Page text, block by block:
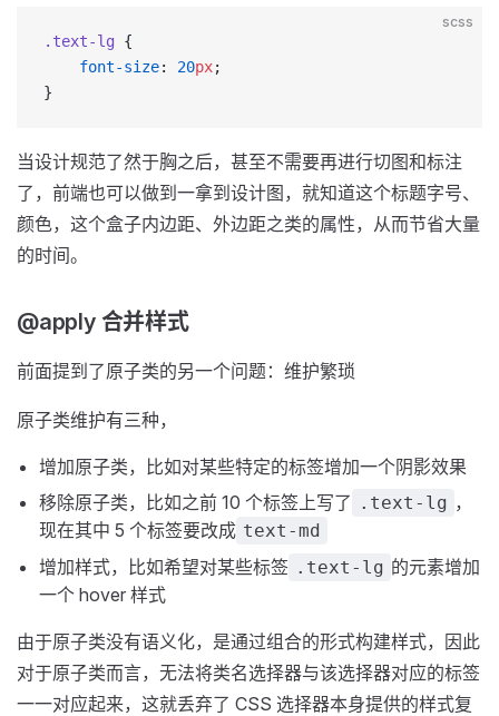
scss
.text-lg {
    font-size
: 20px;
}
当设计规范了然于胸之后，甚至不需要再进行切图和标注
了，前端也可以做到一拿到设计图，就知道这个标题字号、
颜色，这个盒子内边距、外边距之类的属性，从而节省大量
的时间。
@apply 合并样式
前面提到了原子类的另一个问题：维护繁琐
原子类维护有三种，
增加原子类，比如对某些特定的标签增加一个阴影效果
移除原子类，比如之前 10 个标签上写了 .text-lg ，
现在其中 5 个标签要改成 text-md
增加样式，比如希望对某些标签 .text-lg 的元素增加
一个 hover 样式
由于原子类没有语义化，是通过组合的形式构建样式，因此
对于原子类而言，无法将类名选择器与该选择器对应的标签
一一对应起来，这就丢弃了 CSS 选择器本身提供的样式复